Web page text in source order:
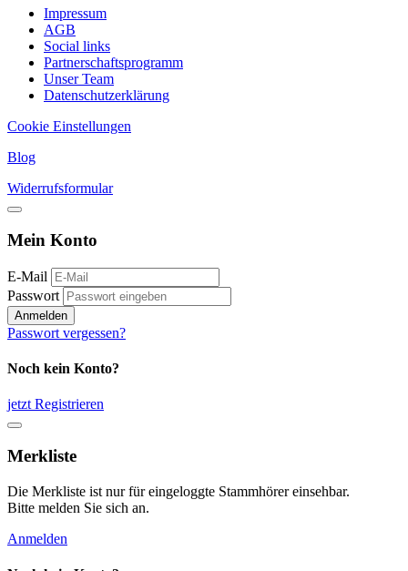
Impressum
AGB
Social links
Partnerschaftsprogramm
Unser Team
Datenschutzerklärung
Cookie Einstellungen
Blog
Widerrufsformular
Mein Konto
E-Mail
Passwort
Anmelden
Passwort vergessen?
Noch kein Konto?
jetzt Registrieren
Merkliste
Die Merkliste ist nur für eingeloggte Stammhörer einsehbar.
Bitte melden Sie sich an.
Anmelden